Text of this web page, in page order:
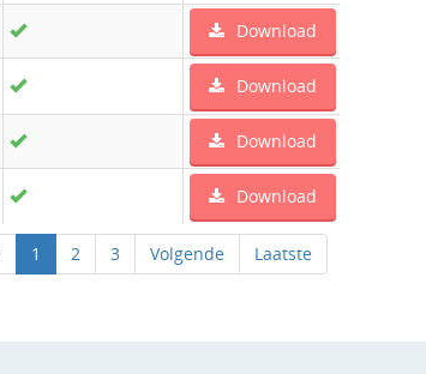
Download
Download
Download
Download
1 2 3 Volgende Laatste